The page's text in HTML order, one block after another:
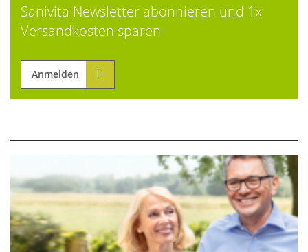
Sanivita Newsletter abonnieren und 1x
Versandkosten sparen
Anmelden